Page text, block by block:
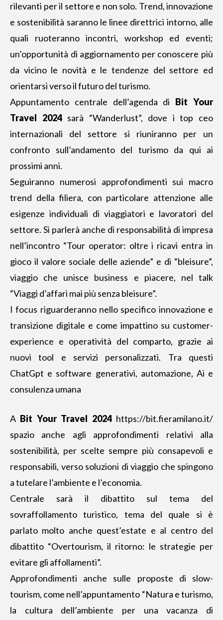
rilevanti per il settore e non solo. Trend, innovazione
e sostenibilità saranno le linee direttrici intorno, alle
quali ruoteranno incontri, workshop ed eventi;
un’opportunità di aggiornamento per conoscere più
da vicino le novità e le tendenze del settore ed
orientarsi verso il futuro del turismo.
Appuntamento centrale dell’agenda di Bit Your
Travel 2024sarà “Wanderlust”, dove i top ceo
internazionali del settore si riuniranno per un
confronto sull’andamento del turismo da qui ai
prossimi anni.
Seguiranno numerosi approfondimenti sui macro
trend della filiera, con particolare attenzione alle
esigenze individuali di viaggiatori e lavoratori del
settore. Si parlerà anche di responsabilità di impresa
nell’incontro “Tour operator: oltre i ricavi entra in
gioco il valore sociale delle aziende” e di “bleisure”,
viaggio che unisce business e piacere, nel talk
“Viaggi d’affari mai più senza bleisure”.
I focus riguarderanno nello specifico innovazione e
transizione digitale e come impattino su customer-
experience e operatività del comparto, grazie ai
nuovi tool e servizi personalizzati. Tra questi
ChatGpt e software generativi, automazione, Ai e
consulenza umana
A Bit Your Travel 2024 https://bit.fieramilano.it/
spazio anche agli approfondimenti relativi alla
sostenibilità, per scelte sempre più consapevoli e
responsabili, verso soluzioni di viaggio che spingono
a tutelare l’ambiente e l’economia.
Centrale sarà il dibattito sul tema del
sovraffollamento turistico, tema del quale si è
parlato molto anche quest’estate e al centro del
dibattito “Overtourism, il ritorno: le strategie per
evitare gli affollamenti”.
Approfondimenti anche sulle proposte di slow-
tourism, come nell’appuntamento “Natura e turismo,
la cultura dell’ambiente per una vacanza di